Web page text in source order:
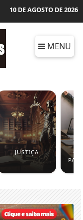
10 DE AGOSTO DE 2026
MENU
JUSTIÇA